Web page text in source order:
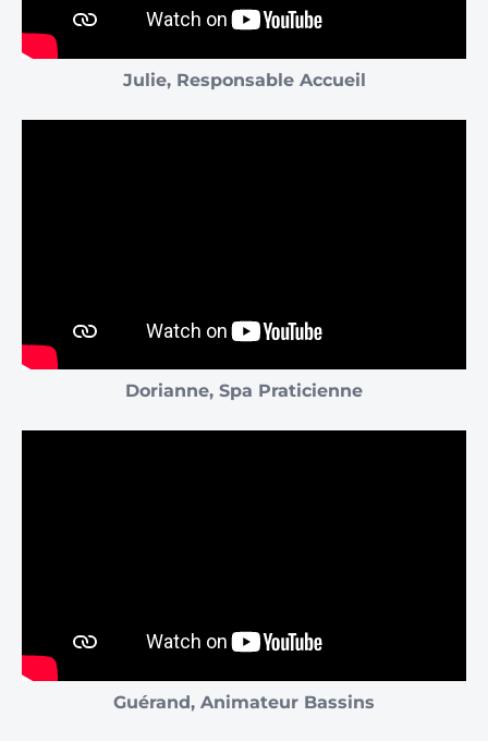
Julie, Responsable Accueil
Dorianne, Spa Praticienne
Guérand, Animateur Bassins